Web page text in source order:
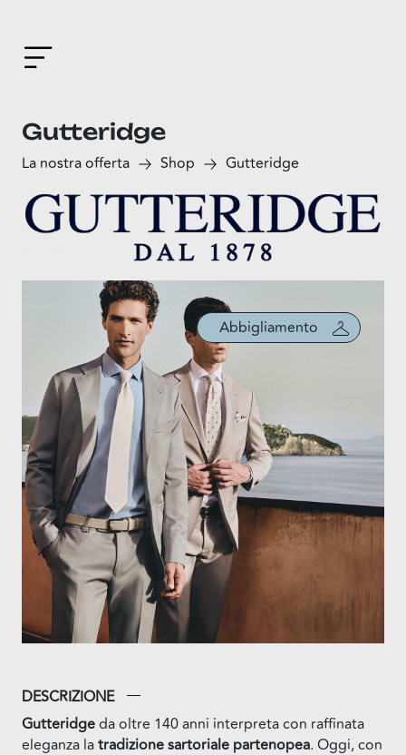
Gutteridge
La nostra offerta Shop Gutteridge
Abbigliamento
DESCRIZIONE
Gutteridgeda oltre 140 anni interpreta con raffinata
eleganza latradizione sartoriale partenopea. Oggi, con